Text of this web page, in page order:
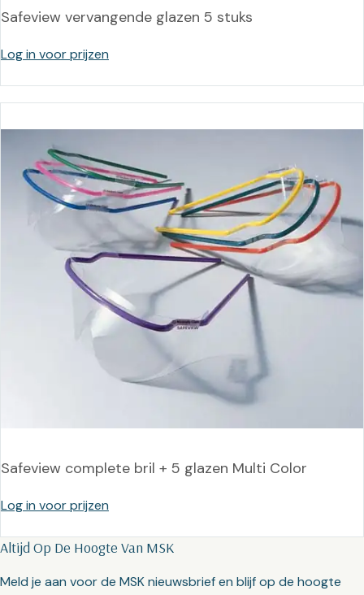
Safeview vervangende glazen 5 stuks
Log in voor prijzen
Safeview complete bril + 5 glazen Multi Color
Log in voor prijzen
Altijd Op De Hoogte Van MSK
Meld je aan voor de MSK nieuwsbrief en blijf op de hoogte